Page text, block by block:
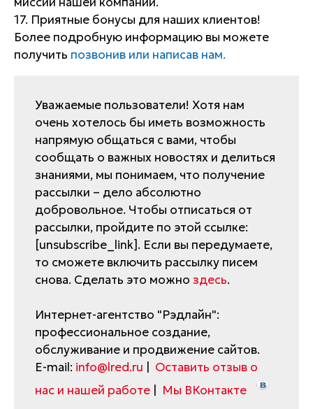
17. Приятные бонусы для наших клиентов!
Более подробную информацию вы можете
получить позвонив или написав нам.
Уважаемые пользователи! Хотя нам
очень хотелось бы иметь возможность
напрямую общаться с вами, чтобы
сообщать о важных новостях и делиться
знаниями, мы понимаем, что получение
рассылки – дело абсолютно
добровольное. Чтобы отписаться от
рассылки, пройдите по этой ссылке:
[unsubscribe_link]. Если вы передумаете,
то сможете включить рассылку писем
снова. Сделать это можно здесь.
Интернет-агентство "Рэдлайн":
профессиональное создание,
обслуживание и продвижение сайтов.
E-mail: info@lred.ru
Оставить отзыв о
нас и нашей работе
Мы ВКонтакте